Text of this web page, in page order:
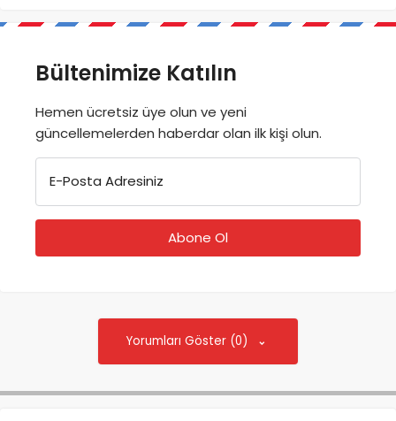
Bültenimize Katılın
Hemen ücretsiz üye olun ve yeni
güncellemelerden haberdar olan ilk kişi olun.
E-Posta Adresiniz
Yorumları Göster (0)